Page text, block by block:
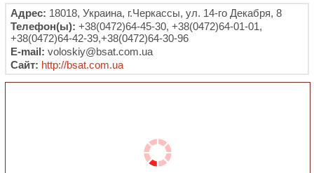
Адрес: 18018, Украина, г.Черкассы, ул. 14-го Декабря, 8
Телефон(ы): +38(0472)64-45-30, +38(0472)64-01-01,
+38(0472)64-42-39,+38(0472)64-30-96
E-mail: voloskiy@bsat.com.ua
Сайт: http://bsat.com.ua